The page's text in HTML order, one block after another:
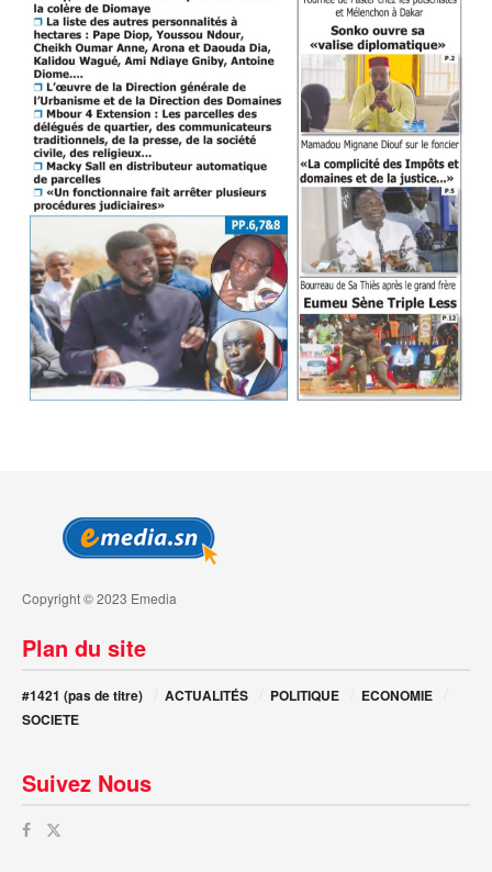
Copyright © 2023 Emedia
Plan du site
#1421 (pas de titre) ACTUALITÉS POLITIQUE
ECONOMIE
SOCIETE
Suivez Nous